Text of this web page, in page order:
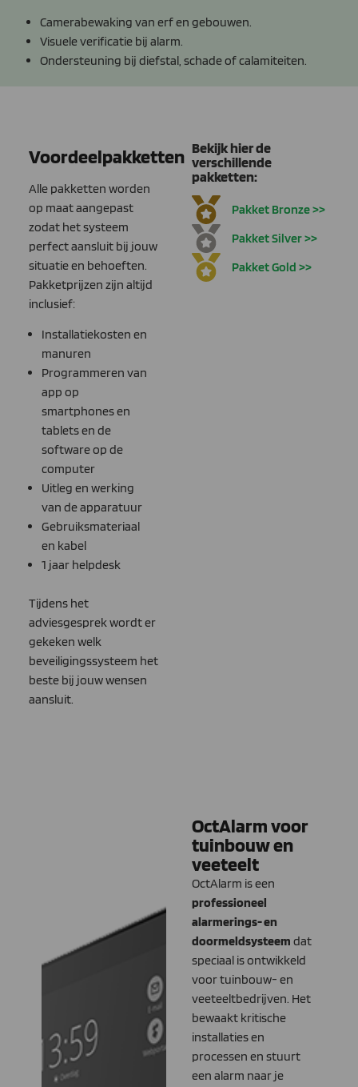
Camerabewaking van erf en gebouwen.
Visuele verificatie bij alarm.
Ondersteuning bij diefstal, schade of calamiteiten.
Voordeelpakketten
Alle pakketten worden
op maat aangepast
zodat het systeem
perfect aansluit bij jouw
situatie en behoeften.
Pakketprijzen zijn altijd
inclusief:
Installatiekosten en
manuren
Programmeren van
app op
smartphones en
tablets en de
software op de
computer
Uitleg en werking
van de apparatuur
Gebruiksmateriaal
en kabel
1 jaar helpdesk
Tijdens het
adviesgesprek wordt er
gekeken welk
beveiligingssysteem het
beste bij jouw wensen
aansluit.
Bekijk hier de
verschillende
pakketten:
Pakket Bronze >>
Pakket Silver >>
Pakket Gold >>
OctAlarm voor
tuinbouw en
veeteelt
OctAlarm is een
professioneel
alarmerings- en
doormeldsysteem dat
speciaal is ontwikkeld
voor tuinbouw- en
veeteeltbedrijven. Het
bewaakt kritische
installaties en
processen en stuurt
een alarm naar je